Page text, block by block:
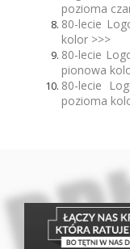
pozioma
80-lecie
kolor >>>
80-lecie
pionowa
80-lecie
pozioma